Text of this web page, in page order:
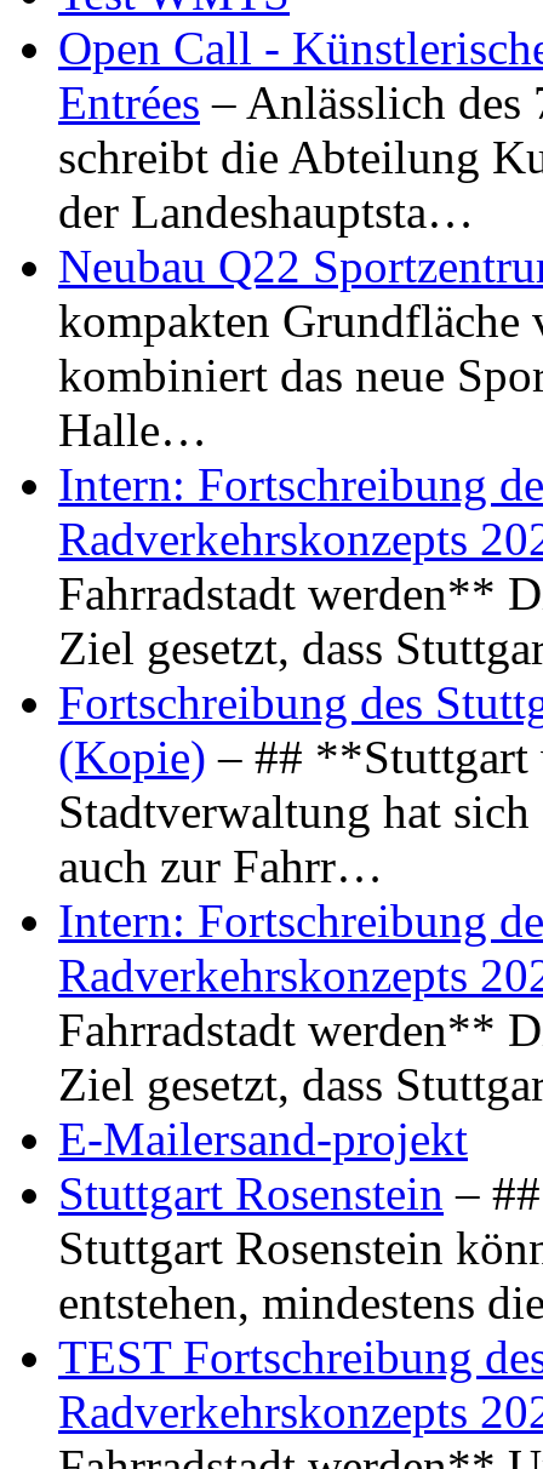
Open Call -
Entrées – Anlässlich
schreibt die Abteilung
der Landeshauptsta…
Neubau Q22
kompakten Grundfläche
kombiniert das neue
Halle…
Intern: Fortschreibung
Radverkehrskonzepts
Fahrradstadt werden**
Ziel gesetzt, dass
Fortschreibung des
(Kopie) – ## **Stuttgart
Stadtverwaltung hat
auch zur Fahrr…
Intern: Fortschreibung
Radverkehrskonzepts
Fahrradstadt werden**
Ziel gesetzt, dass
E-Mailersand-projekt
Stuttgart Rosenstein –
Stuttgart Rosenstein
entstehen, mindestens
TEST Fortschreibung
Radverkehrskonzepts